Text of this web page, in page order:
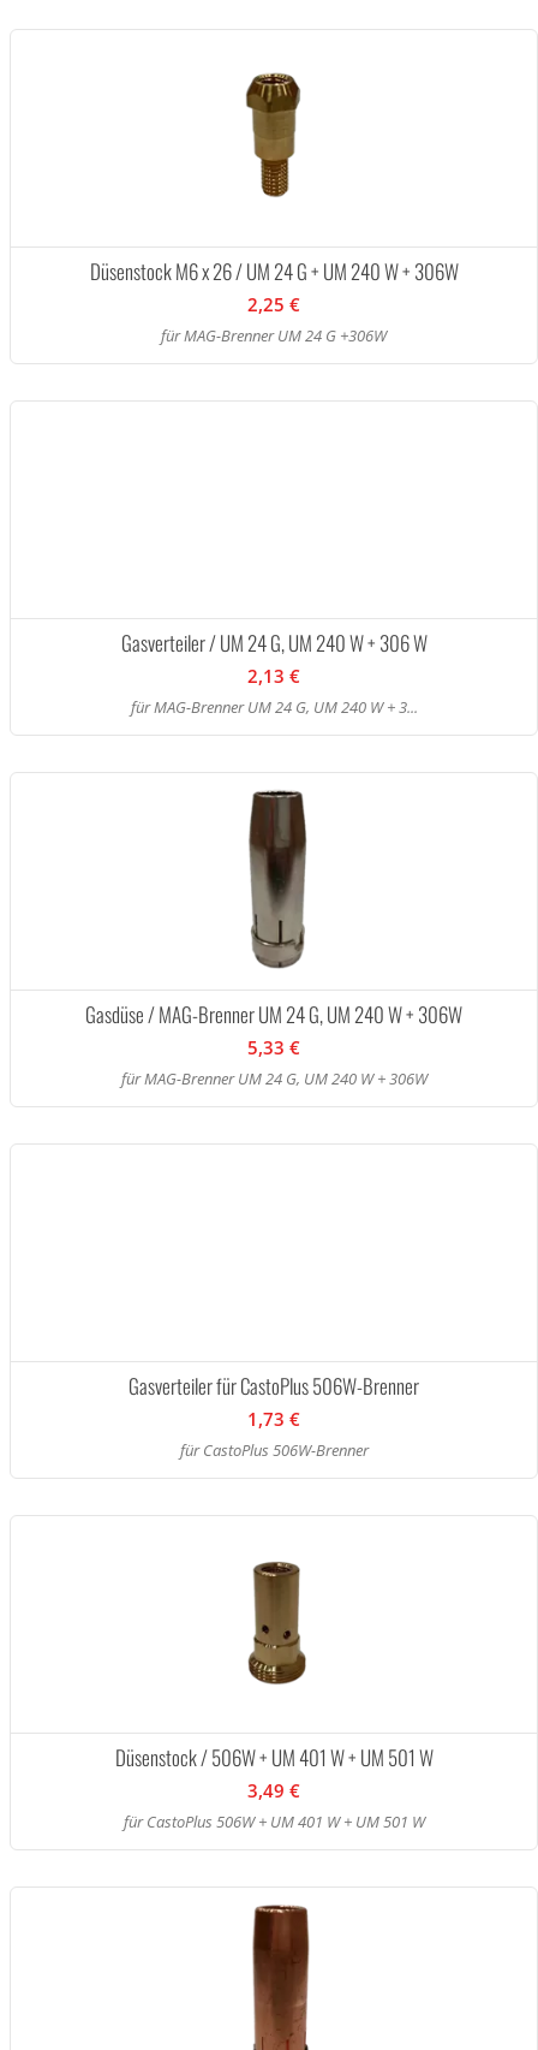
Düsenstock M6 x 26 / UM 24 G + UM 240 W + 306W
2,25 €
für MAG-Brenner UM 24 G +306W
Gasverteiler / UM 24 G, UM 240 W + 306 W
2,13 €
für MAG-Brenner UM 24 G, UM 240 W + 3...
Gasdüse / MAG-Brenner UM 24 G, UM 240 W + 306W
5,33 €
für MAG-Brenner UM 24 G, UM 240 W + 306W
Gasverteiler für CastoPlus 506W-Brenner
1,73 €
für CastoPlus 506W-Brenner
Düsenstock / 506W + UM 401 W + UM 501 W
3,49 €
für CastoPlus 506W + UM 401 W + UM 501 W